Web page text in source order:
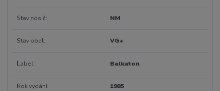
Stav nosič NM
Stav obal VG+
Label Balkaton
Rok vydání 1985